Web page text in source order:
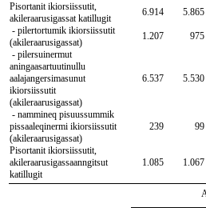
Pisortanit ikiorsiissutit,
akileraarusigassat katillugit
6.914 5.865
- pilertortumik ikiorsiissutit
(akileraarusigassat)
1.207 975
- pilersuinermut
aningaasartuutinullu
aalajangersimasunut
ikiorsiissutit
(akileraarusigassat)
6.537 5.530
- nammineq pisuussummik
pissaaleqinermi ikiorsiissutit
(akileraarusigassat)
239 99
Pisortanit ikiorsiissutit,
akileraarusigassaanngitsut
katillugit
1.085 1.067